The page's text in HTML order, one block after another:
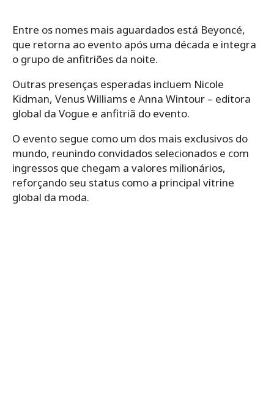
Entre os nomes mais aguardados está Beyoncé,
que retorna ao evento após uma década e integra
o grupo de anfitriões da noite.
Outras presenças esperadas incluem Nicole
Kidman, Venus Williams e Anna Wintour – editora
global da Vogue e anfitriã do evento.
O evento segue como um dos mais exclusivos do
mundo, reunindo convidados selecionados e com
ingressos que chegam a valores milionários,
reforçando seu status como a principal vitrine
global da moda.